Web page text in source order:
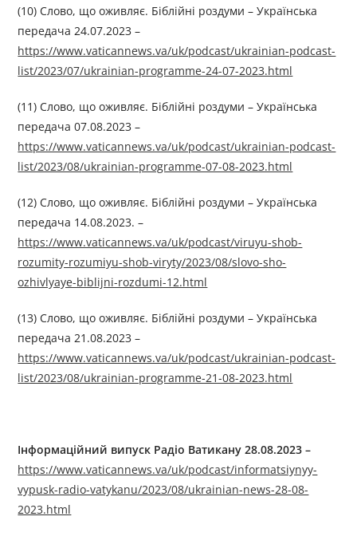
(10) Слово, що оживляє. Біблійні роздуми – Українська
передача 24.07.2023 –
https://www.vaticannews.va/uk/podcast/ukrainian-podcast-
list/2023/07/ukrainian-programme-24-07-2023.html
(11) Слово, що оживляє. Біблійні роздуми – Українська
передача 07.08.2023 –
https://www.vaticannews.va/uk/podcast/ukrainian-podcast-
list/2023/08/ukrainian-programme-07-08-2023.html
(12) Слово, що оживляє. Біблійні роздуми – Українська
передача 14.08.2023. –
https://www.vaticannews.va/uk/podcast/viruyu-shob-
rozumity-rozumiyu-shob-viryty/2023/08/slovo-sho-
ozhivlyaye-biblijni-rozdumi-12.html
(13) Слово, що оживляє. Біблійні роздуми – Українська
передача 21.08.2023 –
https://www.vaticannews.va/uk/podcast/ukrainian-podcast-
list/2023/08/ukrainian-programme-21-08-2023.html
Інформаційний випуск Радіо Ватикану 28.08.2023 –
https://www.vaticannews.va/uk/podcast/informatsiynyy-
vypusk-radio-vatykanu/2023/08/ukrainian-news-28-08-
2023.html